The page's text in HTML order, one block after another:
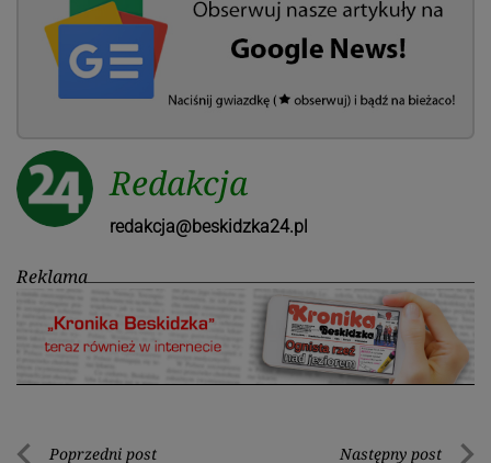
Redakcja
redakcja@beskidzka24.pl
Reklama
Poprzedni post Następny post